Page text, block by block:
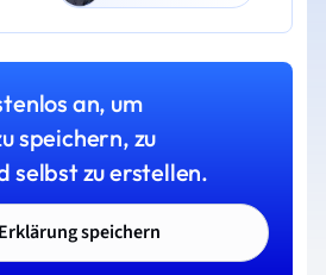
an, um
speichern, zu
selbst zu erstellen.
Erklärung speichern